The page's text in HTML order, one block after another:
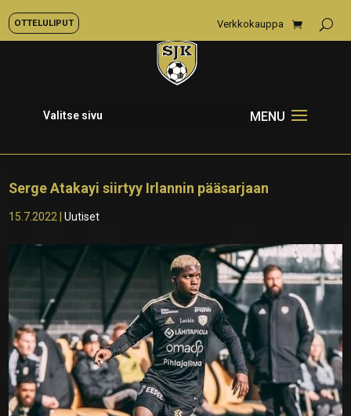
OTTELULIPUT Verkkokauppa
Valitse sivu
Serge Atakayi siirtyy Irlannin pääsarjaan
15.7.2022 |Uutiset